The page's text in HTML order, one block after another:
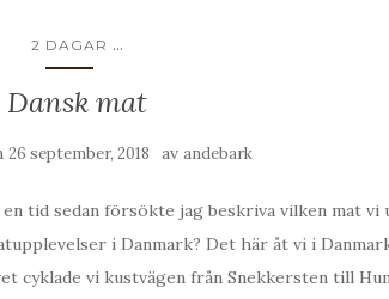
2 DAGAR ...
Dansk mat
26 september, 2018 av andebark
tid sedan försökte jag beskriva vilken mat vi
i Danmark? Det här åt vi i
cyklade vi kustvägen från Snekkersten till